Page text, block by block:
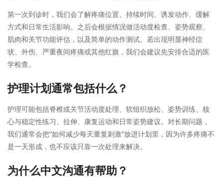
第一次到诊时，我们会了解疼痛位置、持续时间、诱发动作、缓解
方式和日常生活影响。之后会根据情况做活动度检查、姿势观察、
肌肉和关节功能评估，以及简单的动作测试。若出现明显神经症
状、外伤、严重夜间疼痛或其他红旗，我们会建议先安排合适的医
学检查。
护理计划通常包括什么？
护理可能包括脊椎或关节活动度处理、软组织放松、姿势训练、核
心与稳定性练习、拉伸、康复运动和日常姿势建议。对长期问题，
我们通常会把“如何减少每天重复刺激”放进计划里，因为许多疼痛不
是一天形成，也不应该只靠一次处理来解决。
为什么中文沟通有帮助？